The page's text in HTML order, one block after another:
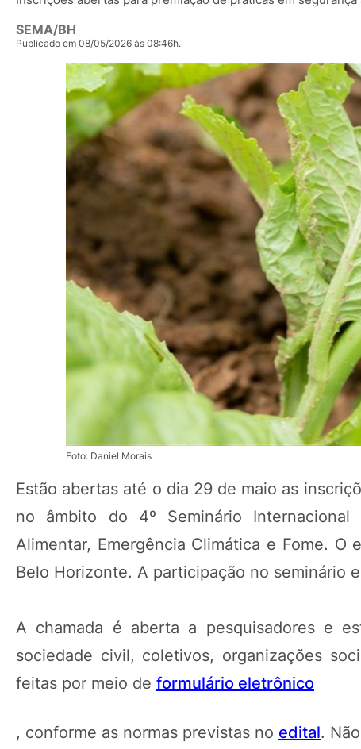
SEMA/BH
Publicado em 08/05/2026 às 08:46h.
Foto: Daniel Morais
Estão abertas até o dia 29 de maio as
no âmbito do 4º Seminário
Alimentar, Emergência Climática e Fome.
Belo Horizonte. A participação no seminário
A chamada é aberta a pesquisadores e
sociedade civil, coletivos, organizações
feitas por meio de formulário eletrônico
, conforme as normas previstas no edital.